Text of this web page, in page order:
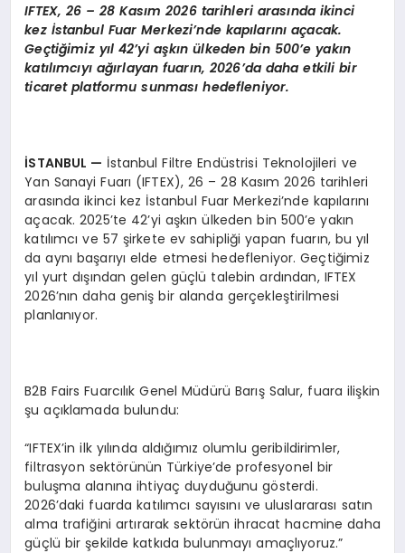
IFTEX, 26 – 28 Kasım 2026 tarihleri arasında ikinci
kez İstanbul Fuar Merkezi’nde kapılarını açacak.
Geçtiğimiz yıl 42’yi aşkın ülkeden bin 500’e yakın
katılımcıyı ağırlayan fuarın, 2026’da daha etkili bir
ticaret platformu sunması hedefleniyor.
İSTANBUL — İstanbul Filtre Endüstrisi Teknolojileri ve
Yan Sanayi Fuarı (IFTEX), 26 – 28 Kasım 2026 tarihleri
arasında ikinci kez İstanbul Fuar Merkezi’nde kapılarını
açacak. 2025’te 42’yi aşkın ülkeden bin 500’e yakın
katılımcı ve 57 şirkete ev sahipliği yapan fuarın, bu yıl
da aynı başarıyı elde etmesi hedefleniyor. Geçtiğimiz
yıl yurt dışından gelen güçlü talebin ardından, IFTEX
2026’nın daha geniş bir alanda gerçekleştirilmesi
planlanıyor.
B2B Fairs Fuarcılık Genel Müdürü Barış Salur, fuara ilişkin
şu açıklamada bulundu:
“IFTEX’in ilk yılında aldığımız olumlu geribildirimler,
filtrasyon sektörünün Türkiye’de profesyonel bir
buluşma alanına ihtiyaç duyduğunu gösterdi.
2026’daki fuarda katılımcı sayısını ve uluslararası satın
alma trafiğini artırarak sektörün ihracat hacmine daha
güçlü bir şekilde katkıda bulunmayı amaçlıyoruz.”